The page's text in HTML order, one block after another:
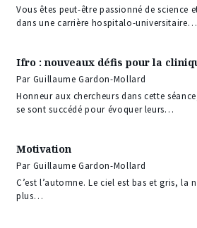
Vous êtes peut-être passionné de science
dans une carrière hospitalo-universitaire…
Ifro : nouveaux défis pour la
Par Guillaume Gardon-Mollard
Honneur aux chercheurs dans cette
se sont succédé pour évoquer leurs…
Motivation
Par Guillaume Gardon-Mollard
C’est l’automne. Le ciel est bas et gris, la
plus…